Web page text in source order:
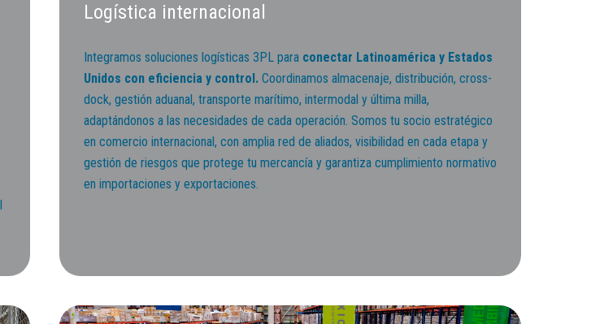
Logística internacional
Integramos soluciones logísticas 3PL para conectar Latinoamérica y Estados
Unidos con eficiencia y control. Coordinamos almacenaje, distribución, cross-
dock, gestión aduanal, transporte marítimo, intermodal y última milla,
adaptándonos a las necesidades de cada operación. Somos tu socio estratégico
en comercio internacional, con amplia red de aliados, visibilidad en cada etapa y
gestión de riesgos que protege tu mercancía y garantiza cumplimiento normativo
en importaciones y exportaciones.